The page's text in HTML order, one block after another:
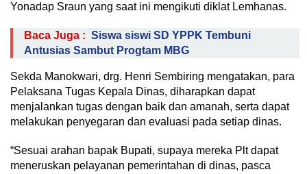
Yonadap Sraun yang saat ini mengikuti diklat Lemhanas.
Baca Juga : Siswa siswi SD YPPK Tembuni
Antusias Sambut Progtam MBG
Sekda Manokwari, drg. Henri Sembiring mengatakan, para
Pelaksana Tugas Kepala Dinas, diharapkan dapat
menjalankan tugas dengan baik dan amanah, serta dapat
melakukan penyegaran dan evaluasi pada setiap dinas.
“Sesuai arahan bapak Bupati, supaya mereka Plt dapat
meneruskan pelayanan pemerintahan di dinas, pasca